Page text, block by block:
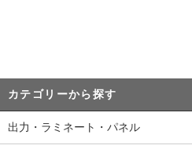
カテゴリーから探す
出力・ラミネート・パネル